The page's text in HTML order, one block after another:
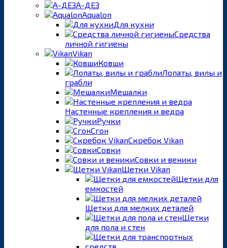
А-ДЕЗ
Aqualon
Для кухни
Средства
личной гигиены
Vikan
Ковши
Лопаты, вилы и
грабли
Мешалки
Настенные крепления и ведра
Ручки
Сгон
Скребок Vikan
Совки
Совки и веники
Щетки Vikan
Щетки для
емкостей
Щетки для мелких деталей
Щетки
для пола и стен